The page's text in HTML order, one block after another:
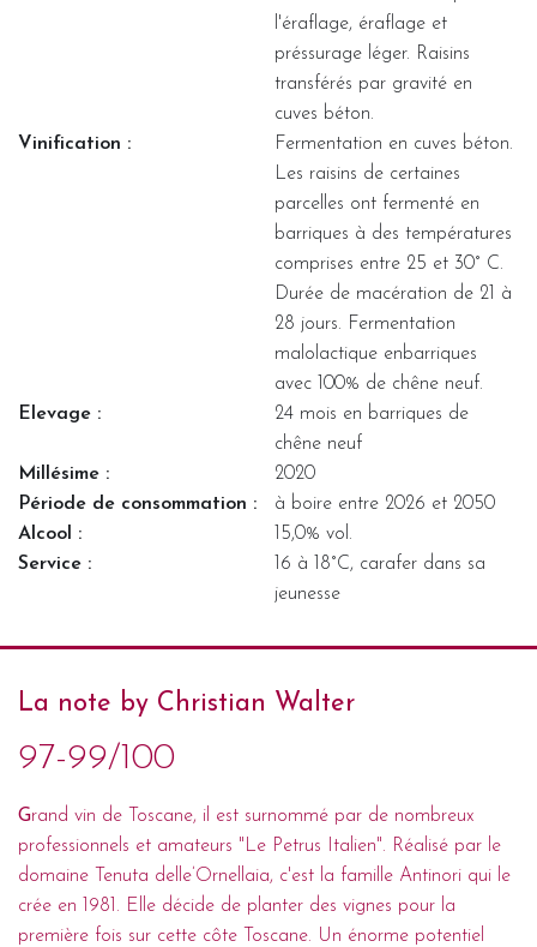
La note by Christian Walter
97-99/100
Grand vin de Toscane, il est surnommé par de nombreux
professionnels et amateurs "Le Petrus Italien". Réalisé par le
domaine Tenuta delle’Ornellaia, c'est la famille Antinori qui le
crée en 1981. Elle décide de planter des vignes pour la
première fois sur cette côte Toscane. Un énorme potentiel
l'éraflage, éraflage et
préssurage léger. Raisins
transférés par gravité en
cuves béton.
Vinification :
Fermentation en cuves béton.
Les raisins de certaines
parcelles ont fermenté en
barriques à des températures
comprises entre 25 et 30° C.
Durée de macération de 21 à
28 jours. Fermentation
malolactique enbarriques
avec 100% de chêne neuf.
Elevage :
24 mois en barriques de
chêne neuf
Millésime :
2020
Période de consommation :
à boire entre 2026 et 2050
Alcool :
15,0% vol.
Service :
16 à 18°C, carafer dans sa
jeunesse